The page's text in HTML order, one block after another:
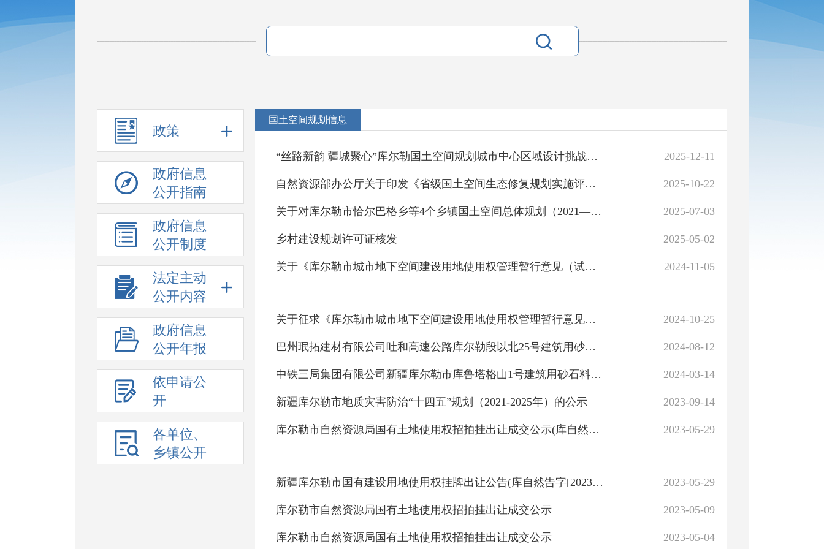
政策
政府信息
公开指南
政府信息
公开制度
法定主动
公开内容
政府信息
公开年报
依申请公
开
各单位、
乡镇公开
国土空间规划信息
2025-12-11
“丝路新韵 疆城聚心”库尔勒国土空间规划城市中心区域设计挑战赛启动会召开
2025-10-22
自然资源部办公厅关于印发《省级国土空间生态修复规划实施评估指南（试行）》的通知
2025-07-03
关于对库尔勒市恰尔巴格乡等4个乡镇国土空间总体规划（2021—2035年）的批复
2025-05-02
乡村建设规划许可证核发
2024-11-05
关于《库尔勒市城市地下空间建设用地使用权管理暂行意见（试行）》征求意见结果的公告
2024-10-25
关于征求《库尔勒市城市地下空间建设用地使用权管理暂行意见（试行）》意见建议的公告
2024-08-12
巴州珉拓建材有限公司吐和高速公路库尔勒段以北25号建筑用砂矿矿产资源开发利用与生态保护修复方案公示
2024-03-14
中铁三局集团有限公司新疆库尔勒市库鲁塔格山1号建筑用砂石料矿开发利用与生态保护修复方案公示
2023-09-14
新疆库尔勒市地质灾害防治“十四五”规划（2021-2025年）的公示
2023-05-29
库尔勒市自然资源局国有土地使用权招拍挂出让成交公示(库自然告字[2023]05号)
2023-05-29
新疆库尔勒市国有建设用地使用权挂牌出让公告(库自然告字[2023]06号)
2023-05-09
库尔勒市自然资源局国有土地使用权招拍挂出让成交公示
2023-05-04
库尔勒市自然资源局国有土地使用权招拍挂出让成交公示